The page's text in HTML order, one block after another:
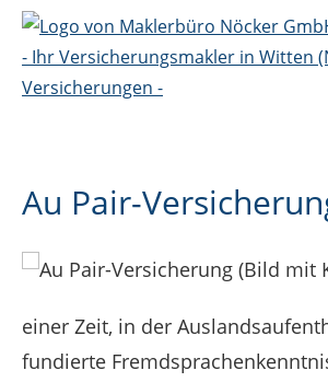
Au Pair-
einer Zeit, in der
fundierte